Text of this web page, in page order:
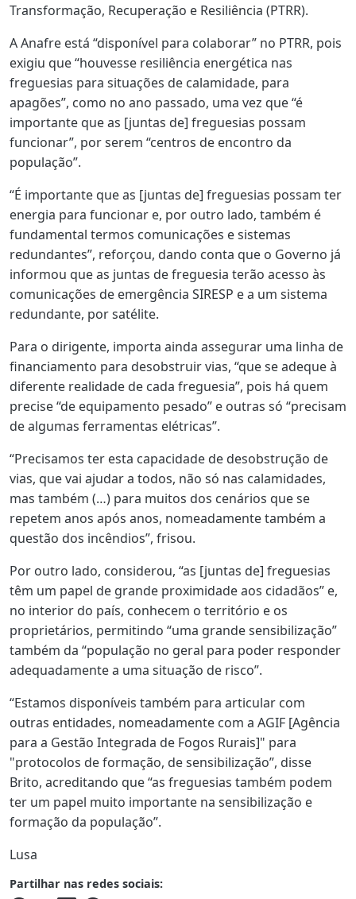
Transformação, Recuperação e Resiliência (PTRR).
A Anafre está “disponível para colaborar” no PTRR, pois
exigiu que “houvesse resiliência energética nas
freguesias para situações de calamidade, para
apagões”, como no ano passado, uma vez que “é
importante que as [juntas de] freguesias possam
funcionar”, por serem “centros de encontro da
população”.
“É importante que as [juntas de] freguesias possam ter
energia para funcionar e, por outro lado, também é
fundamental termos comunicações e sistemas
redundantes”, reforçou, dando conta que o Governo já
informou que as juntas de freguesia terão acesso às
comunicações de emergência SIRESP e a um sistema
redundante, por satélite.
Para o dirigente, importa ainda assegurar uma linha de
financiamento para desobstruir vias, “que se adeque à
diferente realidade de cada freguesia”, pois há quem
precise “de equipamento pesado” e outras só “precisam
de algumas ferramentas elétricas”.
“Precisamos ter esta capacidade de desobstrução de
vias, que vai ajudar a todos, não só nas calamidades,
mas também (…) para muitos dos cenários que se
repetem anos após anos, nomeadamente também a
questão dos incêndios”, frisou.
Por outro lado, considerou, “as [juntas de] freguesias
têm um papel de grande proximidade aos cidadãos” e,
no interior do país, conhecem o território e os
proprietários, permitindo “uma grande sensibilização”
também da “população no geral para poder responder
adequadamente a uma situação de risco”.
“Estamos disponíveis também para articular com
outras entidades, nomeadamente com a AGIF [Agência
para a Gestão Integrada de Fogos Rurais]" para
"protocolos de formação, de sensibilização”, disse
Brito, acreditando que “as freguesias também podem
ter um papel muito importante na sensibilização e
formação da população”.
Lusa
Partilhar nas redes sociais: